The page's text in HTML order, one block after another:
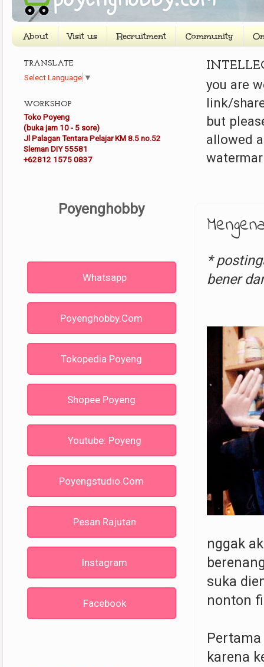
About Visit us Recruitment Community
you are
link/
but
allowed
*
bener
nggak
suka
nonton
karena
TRANSLATE
Select Language ▼
WORKSHOP
Toko Poyeng
(buka jam 10 - 5 sore)
Jl Palagan Tentara Pelajar KM 8.5 no.52
Sleman DIY 55581
+62812 1575 0837
Poyenghobby
Whatsapp
Poyenghobby.com
Tokopedia Poyeng
Shopee Poyeng
Youtube: Poyeng
Poyengstudio.com
Pesan Rajutan
Instagram
Facebook